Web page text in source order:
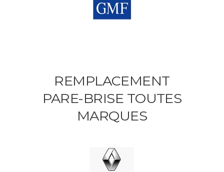
REMPLACEMENT
PARE-BRISE TOUTES
MARQUES